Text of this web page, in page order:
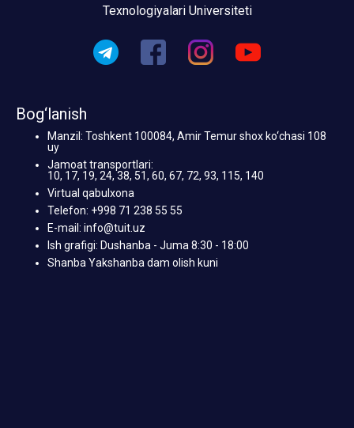
Texnologiyalari Universiteti
Bog‘lanish
Manzil: Toshkent 100084, Amir Temur shox ko‘chasi 108
uy
Jamoat transportlari:
10, 17, 19, 24, 38, 51, 60, 67, 72, 93, 115, 140
Virtual qabulxona
Telefon: +998 71 238 55 55
E-mail: info@tuit.uz
Ish grafigi: Dushanba - Juma 8:30 - 18:00
Shanba Yakshanba dam olish kuni